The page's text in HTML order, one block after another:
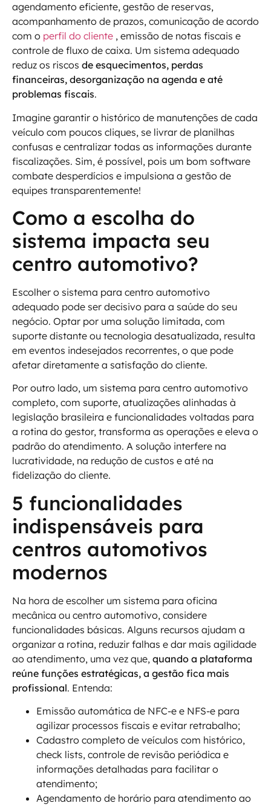
agendamento eficiente, gestão de reservas,
acompanhamento de prazos, comunicação de acordo
com o perfil do cliente , emissão de notas fiscais e
controle de fluxo de caixa. Um sistema adequado
reduz os riscos de esquecimentos, perdas
financeiras, desorganização na agenda e até
problemas fiscais.
Imagine garantir o histórico de manutenções de cada
veículo com poucos cliques, se livrar de planilhas
confusas e centralizar todas as informações durante
fiscalizações. Sim, é possível, pois um bom software
combate desperdícios e impulsiona a gestão de
equipes transparentemente!
Como a escolha do
sistema impacta seu
centro automotivo?
Escolher o sistema para centro automotivo
adequado pode ser decisivo para a saúde do seu
negócio. Optar por uma solução limitada, com
suporte distante ou tecnologia desatualizada, resulta
em eventos indesejados recorrentes, o que pode
afetar diretamente a satisfação do cliente.
Por outro lado, um sistema para centro automotivo
completo, com suporte, atualizações alinhadas à
legislação brasileira e funcionalidades voltadas para
a rotina do gestor, transforma as operações e eleva o
padrão do atendimento. A solução interfere na
lucratividade, na redução de custos e até na
fidelização do cliente.
5 funcionalidades
indispensáveis para
centros automotivos
modernos
Na hora de escolher um sistema para oficina
mecânica ou centro automotivo, considere
funcionalidades básicas. Alguns recursos ajudam a
organizar a rotina, reduzir falhas e dar mais agilidade
ao atendimento, uma vez que, quando a plataforma
reúne funções estratégicas, a gestão fica mais
profissional. Entenda:
Emissão automática de NFC-e e NFS-e para
agilizar processos fiscais e evitar retrabalho;
Cadastro completo de veículos com histórico,
check lists, controle de revisão periódica e
informações detalhadas para facilitar o
atendimento;
Agendamento de horário para atendimento ao